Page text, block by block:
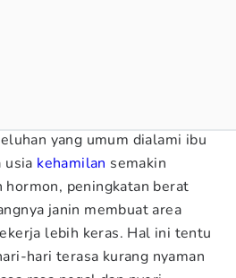
yang umum dialami ibu
usia kehamilan semakin
hormon, peningkatan berat
janin membuat area
lebih keras. Hal ini tentu
hari terasa kurang nyaman